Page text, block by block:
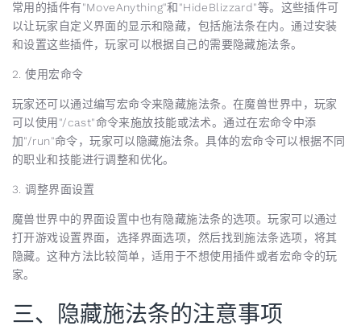
常用的插件有"MoveAnything"和"HideBlizzard"等。这些插件可
以让玩家自定义界面的显示和隐藏，包括施法条在内。通过安装
和设置这些插件，玩家可以根据自己的需要隐藏施法条。
2. 使用宏命令
玩家还可以通过编写宏命令来隐藏施法条。在魔兽世界中，玩家
可以使用"/cast"命令来施放技能或法术。通过在宏命令中添
加"/run"命令，玩家可以隐藏施法条。具体的宏命令可以根据不同
的职业和技能进行调整和优化。
3. 调整界面设置
魔兽世界中的界面设置中也有隐藏施法条的选项。玩家可以通过
打开游戏设置界面，选择界面选项，然后找到施法条选项，将其
隐藏。这种方法比较简单，适用于不想使用插件或者宏命令的玩
家。
三、隐藏施法条的注意事项